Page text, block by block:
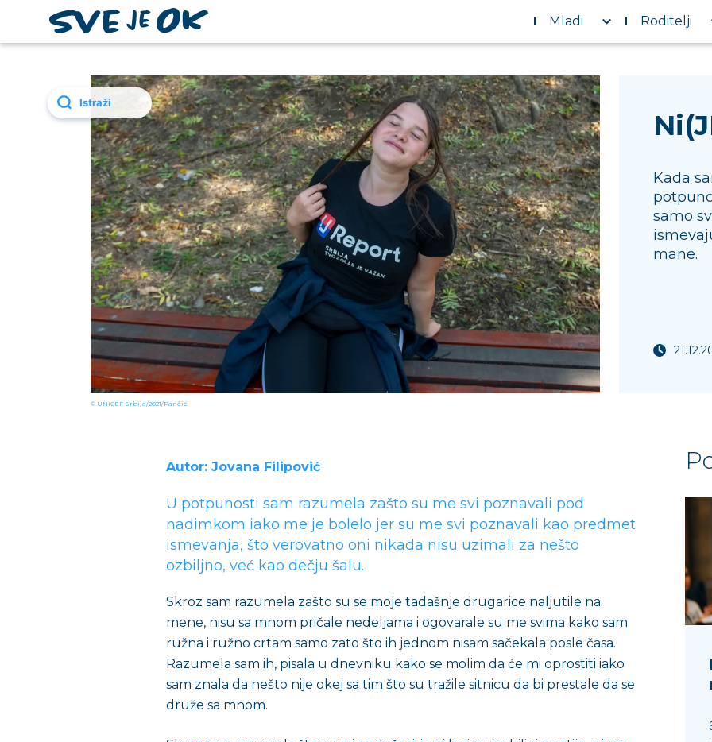
Mladi Roditelji
© UNICEF Srbija/2021/Pančić
Kada
samo
mane.
Autor: Jovana Filipović
U potpunosti sam razumela zašto su me svi poznavali pod
nadimkom iako me je bolelo jer su me svi poznavali kao predmet
ismevanja, što verovatno oni nikada nisu uzimali za nešto
ozbiljno, već kao dečju šalu.
Skroz sam razumela zašto su se moje tadašnje drugarice naljutile na
mene, nisu sa mnom pričale nedeljama i ogovarale su me svima kako sam
ružna i ružno crtam samo zato što ih jednom nisam sačekala posle časa.
Razumela sam ih, pisala u dnevniku kako se molim da će mi oprostiti iako
sam znala da nešto nije okej sa tim što su tražile sitnicu da bi prestale da se
druže sa mnom.